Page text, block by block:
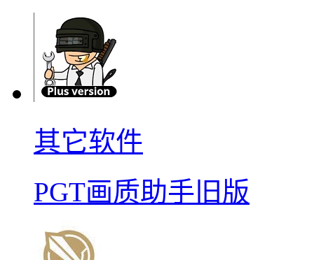
其它软件
PGT画质助手旧版